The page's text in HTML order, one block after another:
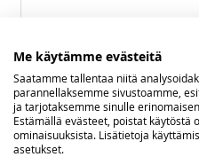
Me käytämme evästeitä
Saatamme tallentaa niitä
parannellaksemme sivustoamme,
ja tarjotaksemme sinulle
Estämällä evästeet, poistat käytöstä
ominaisuuksista. Lisätietoja
asetukset.